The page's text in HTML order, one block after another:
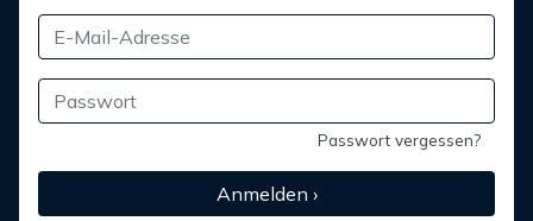
Passwort vergessen?
Anmelden ›